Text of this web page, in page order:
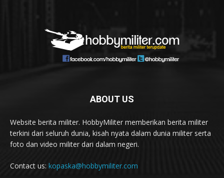
ABOUT US
Website berita militer. HobbyMiliter memberikan berita militer
terkini dari seluruh dunia, kisah nyata dalam dunia militer serta
foto dan video militer dari dalam negeri.
Contact us: kopaska@hobbymiliter.com